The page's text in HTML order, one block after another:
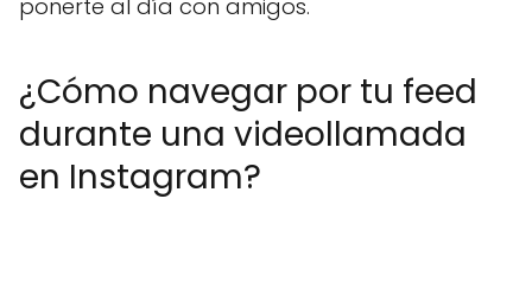
ponerte al día con amigos.
¿Cómo navegar por tu feed
durante una videollamada
en Instagram?